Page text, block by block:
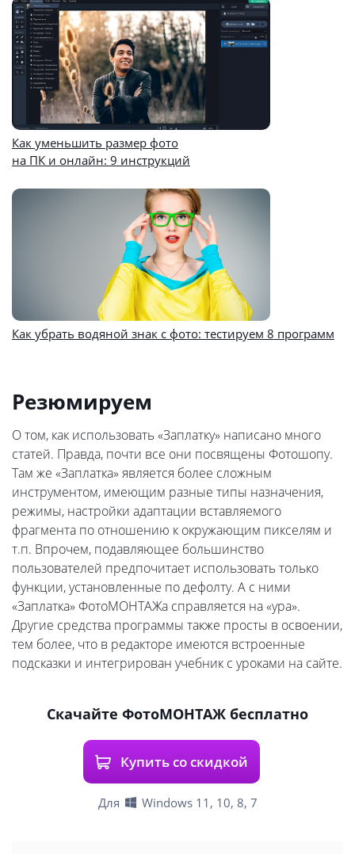
Как уменьшить размер фото
на ПК и онлайн: 9 инструкций
Как убрать водяной знак с фото: тестируем 8 программ
Резюмируем
О том, как использовать «Заплатку» написано много
статей. Правда, почти все они посвящены Фотошопу.
Там же «Заплатка» является более сложным
инструментом, имеющим разные типы назначения,
режимы, настройки адаптации вставляемого
фрагмента по отношению к окружающим пикселям и
т.п. Впрочем, подавляющее большинство
пользователей предпочитает использовать только
функции, установленные по дефолту. А с ними
«Заплатка» ФотоМОНТАЖа справляется на «ура».
Другие средства программы также просты в освоении,
тем более, что в редакторе имеются встроенные
подсказки и интегрирован учебник с уроками на сайте.
Скачайте ФотоМОНТАЖ бесплатно
Купить со скидкой
Для Windows 11, 10, 8, 7